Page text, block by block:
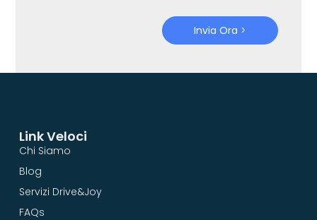
Invia Ora >
Link Veloci
Chi Siamo
Blog
Servizi Drive&Joy
FAQs